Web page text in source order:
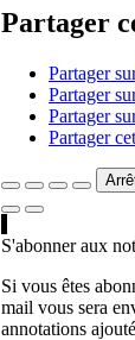
Partager
Partager
Partager
Partager
Partager
S'abonner aux
Si vous êtes
mail vous sera
annotations